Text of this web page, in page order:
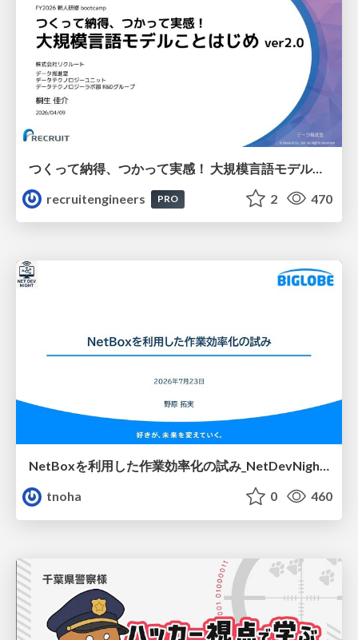
つくって納得、つかって実感！ 大規模言語モデルことはじめ ver2.0
recruitengineers
PRO 2 470
NetBoxを利用した作業効率化の試み_NetDevNight4
tnoha
0 460